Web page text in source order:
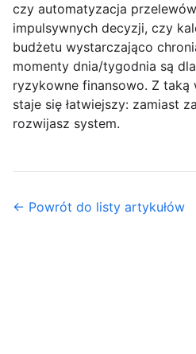
czy automatyzacja
impulsywnych decyzji, czy
budżetu wystarczająco
momenty dnia/tygodnia są
ryzykowne finansowo. Z taką
staje się łatwiejszy: zamiast
rozwijasz system.
← Powrót do listy artykułów